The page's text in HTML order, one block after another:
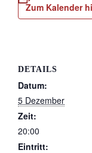
Zum Kalender
DETAILS
Datum:
5 Dezember
Zeit:
20:00
Eintritt: